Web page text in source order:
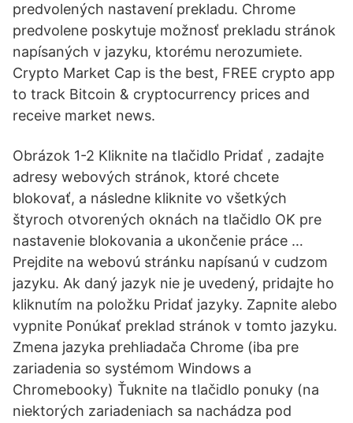
predvolených nastavení prekladu. Chrome
predvolene poskytuje možnosť prekladu stránok
napísaných v jazyku, ktorému nerozumiete.
Crypto Market Cap is the best, FREE crypto app
to track Bitcoin & cryptocurrency prices and
receive market news.
Obrázok 1-2 Kliknite na tlačidlo Pridať , zadajte
adresy webových stránok, ktoré chcete
blokovať, a následne kliknite vo všetkých
štyroch otvorených oknách na tlačidlo OK pre
nastavenie blokovania a ukončenie práce …
Prejdite na webovú stránku napísanú v cudzom
jazyku. Ak daný jazyk nie je uvedený, pridajte ho
kliknutím na položku Pridať jazyky. Zapnite alebo
vypnite Ponúkať preklad stránok v tomto jazyku.
Zmena jazyka prehliadača Chrome (iba pre
zariadenia so systémom Windows a
Chromebooky) Ťuknite na tlačidlo ponuky (na
niektorých zariadeniach sa nachádza pod